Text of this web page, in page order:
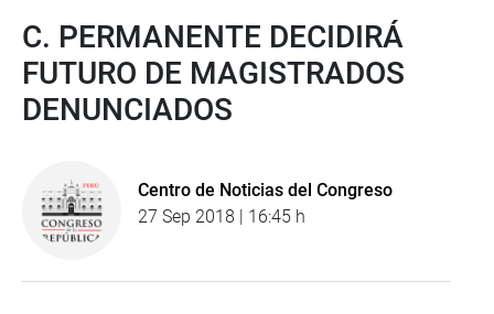
C. PERMANENTE DECIDIRÁ
FUTURO DE MAGISTRADOS
DENUNCIADOS
Centro de Noticias del Congreso
27 Sep 2018 | 16:45 h